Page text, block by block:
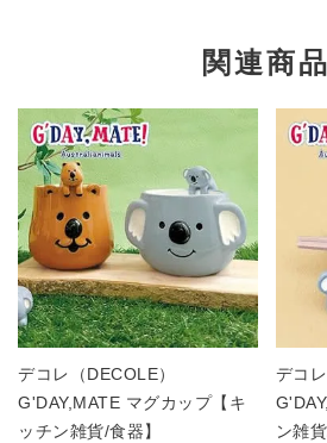
関連商品
デコレ（DECOLE）
G'DAY,MATE マグカップ【キ
ッチン雑貨/食器】
デコ
ン雑